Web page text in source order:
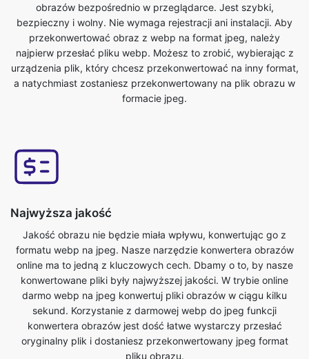
urządzenia plik, który chcesz przekonwertować na inny format,
a natychmiast zostaniesz przekonwertowany na plik obrazu w
formacie jpeg.
Najwyższa jakość
Jakość obrazu nie będzie miała wpływu, konwertując go z
online ma to jedną z kluczowych cech. Dbamy o to, by nasze
konwertowane pliki były najwyższej jakości. W trybie online
darmo webp na jpeg konwertuj pliki obrazów w ciągu kilku
sekund. Korzystanie z darmowej webp do jpeg funkcji
konwertera obrazów jest dość łatwe wystarczy przesłać
oryginalny plik i dostaniesz przekonwertowany jpeg format
pliku obrazu.